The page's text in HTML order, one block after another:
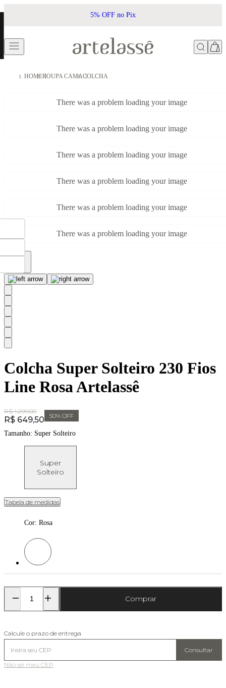
5% OFF no Pix
HOMEROUPA CAMACOLCHA
There was a problem loading your image
There was a problem loading your image
There was a problem loading your image
There was a problem loading your image
There was a problem loading your image
There was a problem loading your image
Colcha Super Solteiro 230 Fios
Line Rosa Artelassê
Original Price:
R$ 1.299,00
Price:
R$ 649,50 50% OFF
Tamanho: Super Solteiro
Super
Solteiro
Tabela de medidas
Cor: Rosa
Cor: Rosa
Comprar
Calcule o prazo de entrega
Consultar
Não sei meu CEP